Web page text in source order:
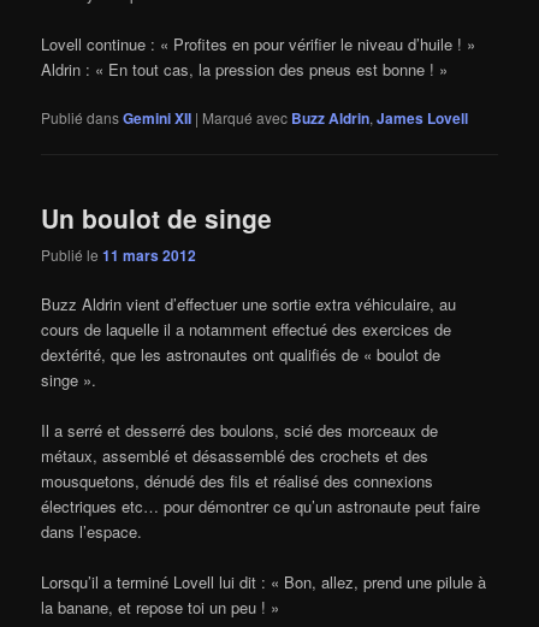
Lovell continue : « Profites en pour vérifier le niveau d’huile ! »
Aldrin : « En tout cas, la pression des pneus est bonne ! »
Publié dansGemini XII | Marqué avec Buzz Aldrin,James Lovell
Un boulot de singe
Publié le11 mars 2012
Buzz Aldrin vient d’effectuer une sortie extra véhiculaire, au
cours de laquelle il a notamment effectué des exercices de
dextérité, que les astronautes ont qualifiés de « boulot de
singe ».
Il a serré et desserré des boulons, scié des morceaux de
métaux, assemblé et désassemblé des crochets et des
mousquetons, dénudé des fils et réalisé des connexions
électriques etc… pour démontrer ce qu’un astronaute peut faire
dans l’espace.
Lorsqu’il a terminé Lovell lui dit : « Bon, allez, prend une pilule à
la banane, et repose toi un peu ! »